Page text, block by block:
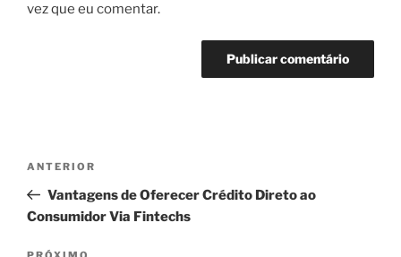
vez que eu comentar.
Navegação
Post
Post
anterior
ANTERIOR
Vantagens de Oferecer Crédito Direto ao
Consumidor Via Fintechs